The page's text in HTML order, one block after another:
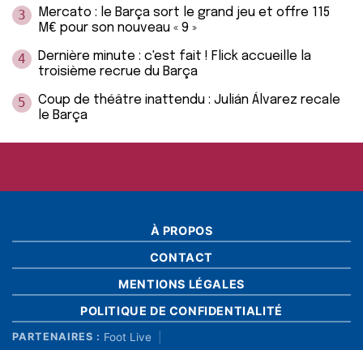
3
Mercato : le Barça sort le grand jeu et offre 115
M€ pour son nouveau « 9 »
4
Dernière minute : c'est fait ! Flick accueille la
troisième recrue du Barça
5
Coup de théâtre inattendu : Julián Álvarez recale
le Barça
À PROPOS
CONTACT
MENTIONS LÉGALES
POLITIQUE DE CONFIDENTIALITÉ
PARTENAIRES : Foot Live